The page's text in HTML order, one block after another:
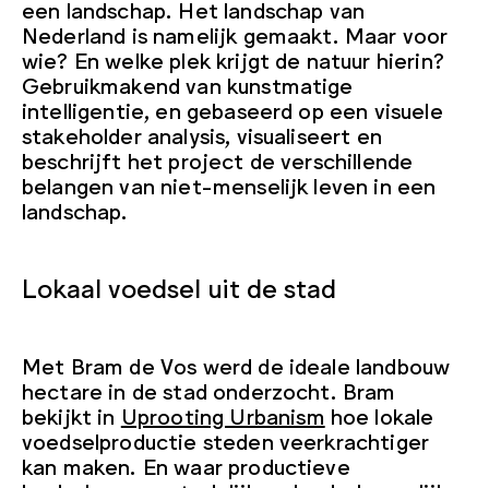
een landschap. Het landschap van
Nederland is namelijk gemaakt. Maar voor
wie? En welke plek krijgt de natuur hierin?
Gebruikmakend van kunstmatige
intelligentie, en gebaseerd op een visuele
stakeholder analysis, visualiseert en
beschrijft het project de verschillende
belangen van niet-menselijk leven in een
landschap.
Lokaal voedsel uit de stad
Met Bram de Vos werd de ideale landbouw
hectare in de stad onderzocht. Bram
bekijkt in Uprooting Urbanism hoe lokale
voedselproductie steden veerkrachtiger
kan maken. En waar productieve